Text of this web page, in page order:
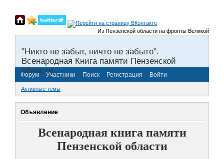
Из Пензенской области на фронты Великой
"Никто не забыт, ничто не забыто".
Всенародная Книга памяти Пензенской
области.
Форум Участники Поиск Регистрация Войти
Активные темы
Объявление
Всенародная книга памяти
Пензенской области